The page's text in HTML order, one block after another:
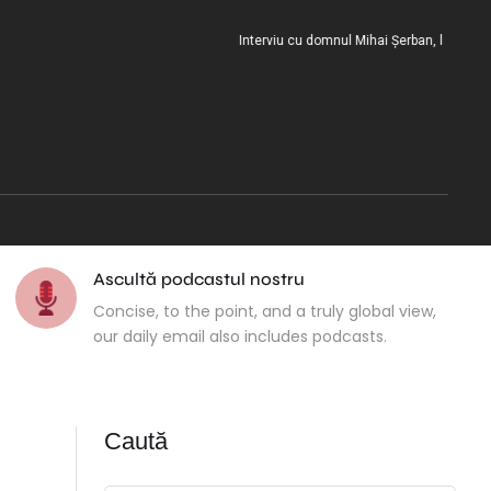
Interviu cu domnul Mihai Șerban, la
Ascultă podcastul nostru
Concise, to the point, and a truly global view,
our daily email also includes podcasts.
Caută